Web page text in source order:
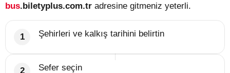
bus.biletyplus.com.tr adresine gitmeniz yeterli.
Şehirleri ve kalkış tarihini belirtin
Sefer seçin